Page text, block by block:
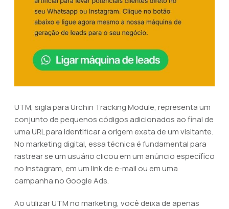
UTM, sigla para Urchin Tracking Module, representa um
conjunto de pequenos códigos adicionados ao final de
uma URL para identificar a origem exata de um visitante.
No marketing digital, essa técnica é fundamental para
rastrear se um usuário clicou em um anúncio específico
no Instagram, em um link de e-mail ou em uma
campanha no Google Ads.
Ao utilizar UTM no marketing, você deixa de apenas